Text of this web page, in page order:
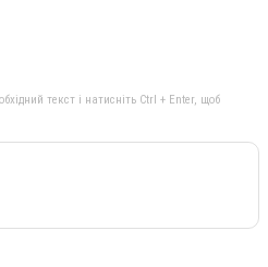
текст і натисніть Ctrl + Enter, щоб